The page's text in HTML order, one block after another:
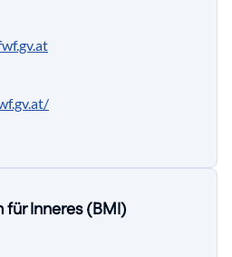
Inneres (BMI)